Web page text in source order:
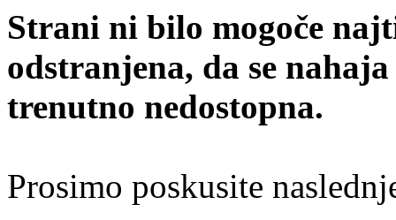
Strani ni bilo mogoče
odstranjena, da se
trenutno nedostopna.
Prosimo poskusite